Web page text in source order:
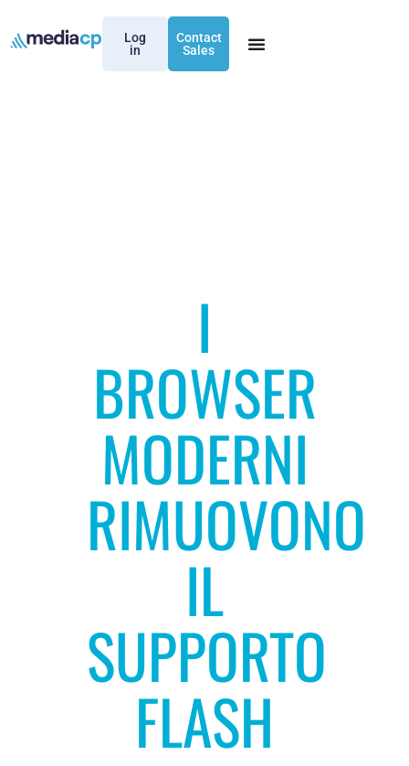
Log
in
Contact
Sales
I
BROWSER
MODERNI
RIMUOVONO
IL
SUPPORTO
FLASH